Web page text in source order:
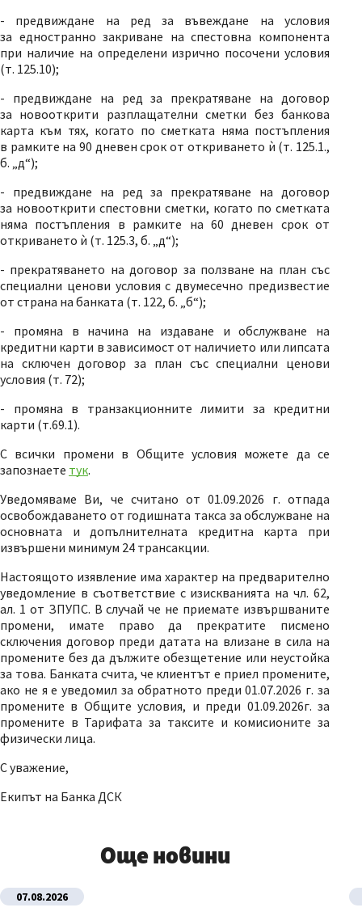
- предвиждане на ред за въвеждане на условия
за едностранно закриване на спестовна компонента
при наличие на определени изрично посочени условия
(т. 125.10);
- предвиждане на ред за прекратяване на договор
за новооткрити разплащателни сметки без банкова
карта към тях, когато по сметката няма постъпления
в рамките на 90 дневен срок от откриването ѝ (т. 125.1.,
б. „д“);
- предвиждане на ред за прекратяване на договор
за новооткрити спестовни сметки, когато по сметката
няма постъпления в рамките на 60 дневен срок от
откриването ѝ (т. 125.3, б. „д“);
- прекратяването на договор за ползване на план със
специални ценови условия с двумесечно предизвестие
от страна на банката (т. 122, б. „б“);
- промяна в начина на издаване и обслужване на
кредитни карти в зависимост от наличието или липсата
на сключен договор за план със специални ценови
условия (т. 72);
- промяна в транзакционните лимити за кредитни
карти (т.69.1).
С всички промени в Общите условия можете да се
запознаете тук.
Уведомяваме Ви, че считано от 01.09.2026 г. отпада
освобождаването от годишната такса за обслужване на
основната и допълнителната кредитна карта при
извършени минимум 24 трансакции.
Настоящото изявление има характер на предварително
уведомление в съответствие с изискванията на чл. 62,
ал. 1 от ЗПУПС. В случай че не приемате извършваните
промени, имате право да прекратите писмено
сключения договор преди датата на влизане в сила на
промените без да дължите обезщетение или неустойка
за това. Банката счита, че клиентът е приел промените,
ако не я е уведомил за обратното преди 01.07.2026 г. за
промените в Общите условия, и преди 01.09.2026г. за
промените в Тарифата за таксите и комисионите за
физически лица.
С уважение,
Екипът на Банка ДСК
Още новини
07.08.2026